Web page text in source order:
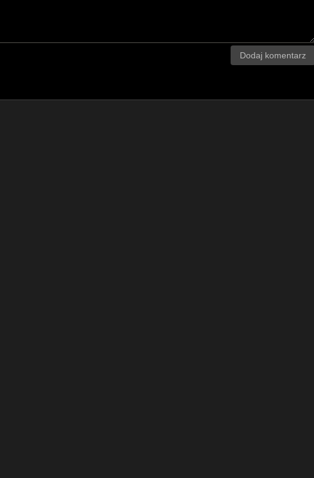
Dodaj komentarz